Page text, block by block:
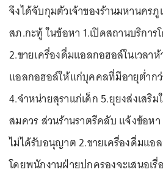
จึงได้จับกุมตัวเจ้าของร้านมหานคร
สภ.กะทู้ ในข้อหา 1.เปิดสถานบริกา
2.ขายเครื่องดื่มแอลกอฮอล์ในเวลา
แอลกอฮอล์ให้แก่บุคคลที่มีอายุต่ำก
4.จำหน่ายสุราแก่เด็ก 5.ยุยงส่งเสริ
สมควร ส่วนร้านราตรีคลับ แจ้งข้อหา
ไม่ได้รับอนุญาต 2.ขายเครื่องดื่มแอ
โดยพนักงานฝ่ายปกครองจะเสนอเ